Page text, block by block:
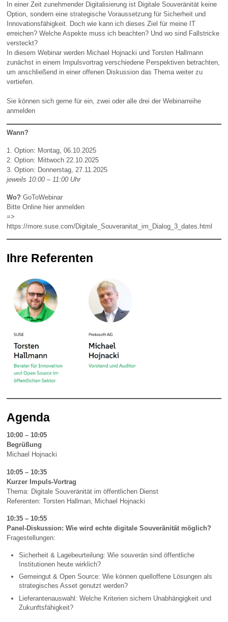
In einer Zeit zunehmender Digitalisierung ist Digitale Souveränität keine
Option, sondern eine strategische Voraussetzung für Sicherheit und
Innovationsfähigkeit. Doch wie kann ich dieses Ziel für meine IT
erreichen? Welche Aspekte muss ich beachten? Und wo sind Fallstricke
versteckt?
In diesem Webinar werden Michael Hojnacki und Torsten Hallmann
zunächst in einem Impulsvortrag verschiedene Perspektiven betrachten,
um anschließend in einer offenen Diskussion das Thema weiter zu
vertiefen.
Sie können sich gerne für ein, zwei oder alle drei der Webinarreihe
anmelden
Wann?
1. Option: Montag, 06.10.2025
2. Option: Mittwoch 22.10.2025
3. Option: Donnerstag, 27.11.2025
jeweils 10:00 – 11:00 Uhr
Wo? GoToWebinar
Bitte Online hier anmelden
=>
https://more.suse.com/Digitale_Souveranitat_im_Dialog_3_dates.html
Ihre Referenten
Agenda
10:00 – 10:05
Begrüßung
Michael Hojnacki
10:05 – 10:35
Kurzer Impuls-Vortrag
Thema: Digitale Souveränität im öffentlichen Dienst
Referenten: Torsten Hallman, Michael Hojnacki
10:35 – 10:55
Panel-Diskussion: Wie wird echte digitale Souveränität möglich?
Fragestellungen:
Sicherheit & Lagebeurteilung: Wie souverän sind öffentliche
Institutionen heute wirklich?
Gemeingut & Open Source: Wie können quelloffene Lösungen als
strategisches Asset genutzt werden?
Lieferantenauswahl: Welche Kriterien sichern Unabhängigkeit und
Zukunftsfähigkeit?